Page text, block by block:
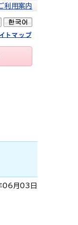
利用案内
イトマップ
06月03日